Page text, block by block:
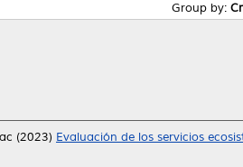
Group by:
(2023) Evaluación de los servicios